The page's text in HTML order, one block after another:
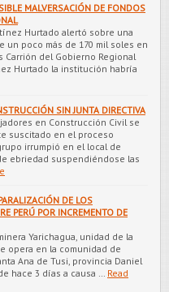
MALVERSACIÓN DE FONDOS
Hurtado alertó sobre una
un poco más de 170 mil soles en
Carrión del Gobierno Regional
Hurtado la institución habría
SIN JUNTA DIRECTIVA
en Construcción Civil se
suscitado en el proceso
irrumpió en el local de
ebriedad suspendiéndose las
DE LOS
PERÚ POR INCREMENTO DE
Yarichagua, unidad de la
opera en la comunidad de
Ana de Tusi, provincia Daniel
hace 3 días a causa …
Read